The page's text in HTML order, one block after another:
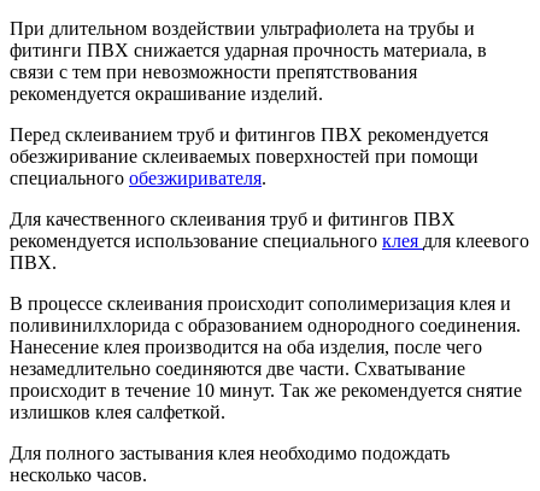
При длительном воздействии ультрафиолета на трубы и
фитинги ПВХ снижается ударная прочность материала, в
связи с тем при невозможности препятствования
рекомендуется окрашивание изделий.
Перед склеиванием труб и фитингов ПВХ рекомендуется
обезжиривание склеиваемых поверхностей при помощи
специального обезжиривателя.
Для качественного склеивания труб и фитингов ПВХ
рекомендуется использование специального клея для клеевого
ПВХ.
В процессе склеивания происходит сополимеризация клея и
поливинилхлорида с образованием однородного соединения.
Нанесение клея производится на оба изделия, после чего
незамедлительно соединяются две части. Схватывание
происходит в течение 10 минут. Так же рекомендуется снятие
излишков клея салфеткой.
Для полного застывания клея необходимо подождать
несколько часов.